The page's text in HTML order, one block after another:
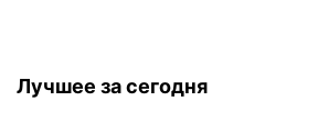
Лучшее за сегодня